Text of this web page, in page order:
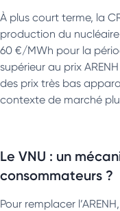
À plus court terme, la
production du
60 €/MWh pour la
supérieur au prix
des prix très bas
contexte de marché
Le VNU : un
consommateurs ?
Pour remplacer